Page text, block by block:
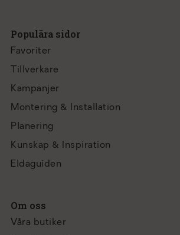
Populära sidor
Favoriter
Tillverkare
Kampanjer
Montering & Installation
Planering
Kunskap & Inspiration
Eldaguiden
Om oss
Våra butiker